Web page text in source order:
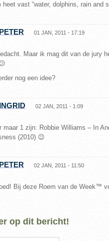
heet vast “water, dolphins, rain and
PETER 01 JAN, 2011 - 17:19
Maar ik mag dit van de jury
nog een idee?
INGRID 02 JAN, 2011 - 1:09
maar 1 zijn: Robbie Williams – In
(2010) 😉
PETER 02 JAN, 2011 - 11:50
Bij deze Roem van de Week™
op dit bericht!